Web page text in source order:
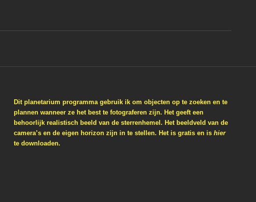
Dit planetarium programma gebruik ik om objecten op te zoeken en te
plannen wanneer ze het best te fotograferen zijn. Het geeft een
behoorlijk realistisch beeld van de sterrenhemel. Het beeldveld van de
camera’s en de eigen horizon zijn in te stellen. Het is gratis en is hier
te downloaden.